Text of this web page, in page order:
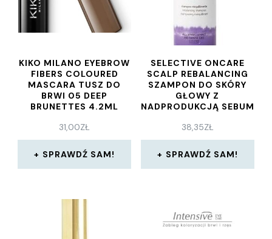
KIKO MILANO EYEBROW
FIBERS COLOURED
MASCARA TUSZ DO
BRWI 05 DEEP
BRUNETTES 4.2ML
31,00ZŁ
SPRAWDŹ SAM!
SELECTIVE ONCARE
SCALP REBALANCING
SZAMPON DO SKÓRY
GŁOWY Z
NADPRODUKCJĄ SEBUM
38,35ZŁ
SPRAWDŹ SAM!